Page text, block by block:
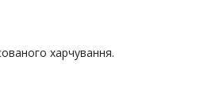
харчування.